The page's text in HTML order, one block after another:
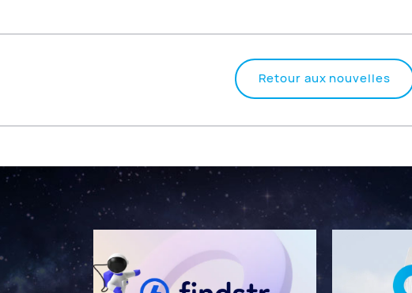
Retour aux nouvelles